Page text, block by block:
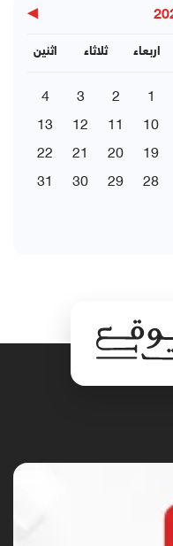
▶
اثنين ثلاثاء اربعاء
1
2
3
4
10
11
12
13
19
20
21
22
28
29
30
31